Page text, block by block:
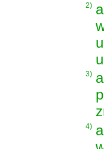
2)
3)
4)